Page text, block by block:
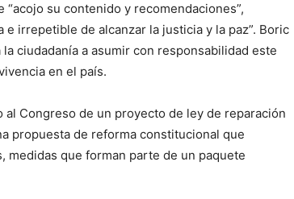
su contenido y recomendaciones”,
irrepetible de alcanzar la justicia y la paz”. Boric
ciudadanía a asumir con responsabilidad este
en el país.
Congreso de un proyecto de ley de reparación
propuesta de reforma constitucional que
medidas que forman parte de un paquete